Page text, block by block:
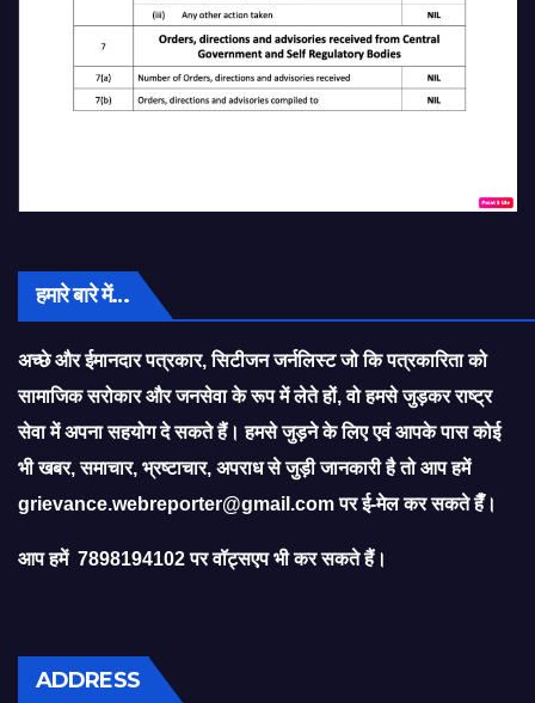
हमारे बारे में…
अच्छे और ईमानदार पत्रकार, सिटीजन जर्नलिस्ट जो कि पत्रकारिता को
सामाजिक सरोकार और जनसेवा के रूप में लेते हों, वो हमसे जुड़कर राष्ट्र
सेवा में अपना सहयोग दे सकते हैं। हमसे जुड़ने के लिए एवं आपके पास कोई
भी खबर, समाचार, भ्रष्टाचार, अपराध से जुड़ी जानकारी है तो आप हमें
grievance.webreporter@gmail.comपर ई-मेल कर सकते हैँ।
आप हमें 7898194102 पर वॉट्सएप भी कर सकते हैं।
ADDRESS